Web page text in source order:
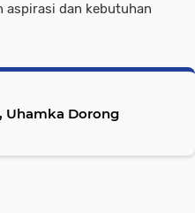
aspirasi dan kebutuhan
Uhamka Dorong